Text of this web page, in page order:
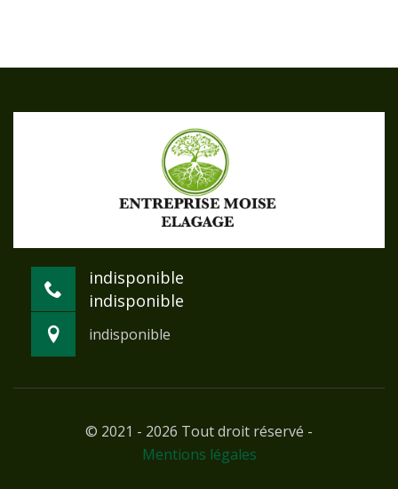
indisponible
indisponible
indisponible
© 2021 - 2026 Tout droit réservé -
Mentions légales